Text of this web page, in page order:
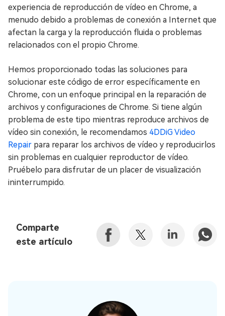
experiencia de reproducción de vídeo en Chrome, a
menudo debido a problemas de conexión a Internet que
afectan la carga y la reproducción fluida o problemas
relacionados con el propio Chrome.
Hemos proporcionado todas las soluciones para
solucionar este código de error específicamente en
Chrome, con un enfoque principal en la reparación de
archivos y configuraciones de Chrome. Si tiene algún
problema de este tipo mientras reproduce archivos de
vídeo sin conexión, le recomendamos 4DDiG Video
Repair para reparar los archivos de vídeo y reproducirlos
sin problemas en cualquier reproductor de vídeo.
Pruébelo para disfrutar de un placer de visualización
ininterrumpido.
Comparte
este artículo